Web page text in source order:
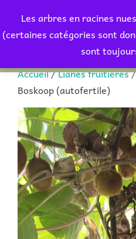
Les arbres en racines
(certaines catégories sont
sont
contenu
Accueil/Lianes fruitières
Boskoop (autofertile)